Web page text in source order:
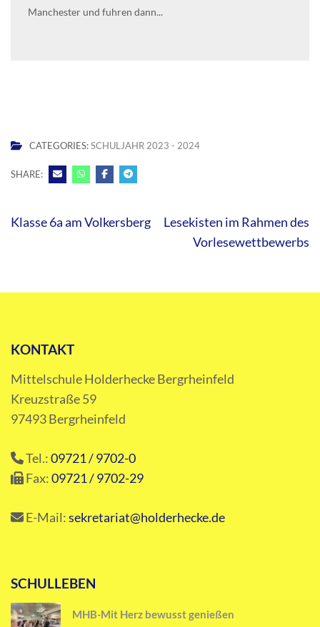
Manchester und fuhren dann...
CATEGORIES:SCHULJAHR 2023 - 2024
SHARE:
Beitragsnavigation
Klasse 6a am Volkersberg
Lesekisten im Rahmen des
Vorlesewettbewerbs
KONTAKT
Mittelschule Holderhecke Bergrheinfeld
Kreuzstraße 59
97493 Bergrheinfeld
Tel.:09721 / 9702-0
Fax:09721 / 9702-29
E-Mail:sekretariat@holderhecke.de
SCHULLEBEN
MHB-Mit Herz bewusst genießen